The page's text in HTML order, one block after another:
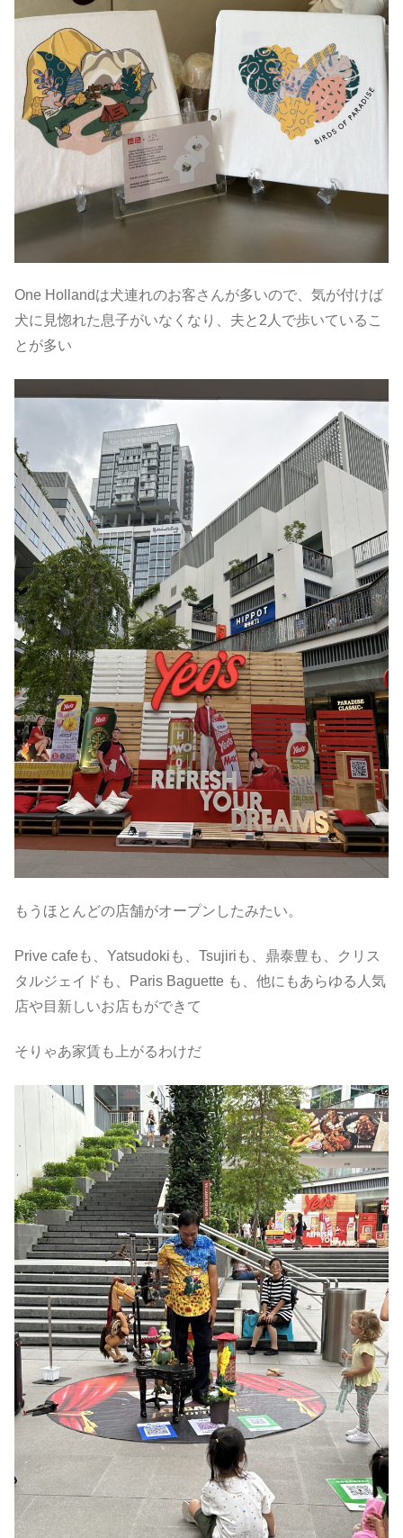
One Hollandは犬連れのお客さんが多いので、気が付けば
犬に見惚れた息子がいなくなり、夫と2人で歩いているこ
とが多い
もうほとんどの店舗がオープンしたみたい。
Prive cafeも、Yatsudokiも、Tsujiriも、鼎泰豊も、クリス
タルジェイドも、Paris Baguette も、他にもあらゆる人気
店や目新しいお店もができて
そりゃあ家賃も上がるわけだ